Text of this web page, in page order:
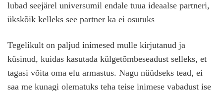
lubad seejärel universumil endale tuua ideaalse partneri,
ükskõik kelleks see partner ka ei osutuks
Tegelikult on paljud inimesed mulle kirjutanud ja
küsinud, kuidas kasutada külgetõmbeseadust selleks, et
tagasi võita oma elu armastus. Nagu nüüdseks tead, ei
saa me kunagi olematuks teha teise inimese vabadust ise